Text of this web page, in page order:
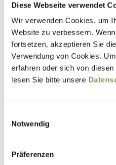
Diese Webseite verwendet
Wir verwenden Cookies, um
Website zu verbessern.
fortsetzen, akzeptieren Sie
Verwendung von Cookies.
erfahren oder sich von
lesen Sie bitte unsere
Notwendig
Präferenzen
vorgeht